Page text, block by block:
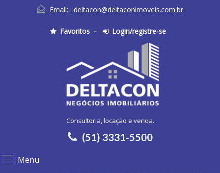
Email: : deltacon@deltaconimoveis.com.br
Favoritos Login/registre-se
Consultoria, locação e venda.
(51) 3331-5500
Menu